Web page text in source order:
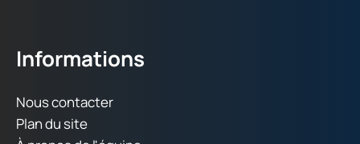
Informations
Nous contacter
Plan du site